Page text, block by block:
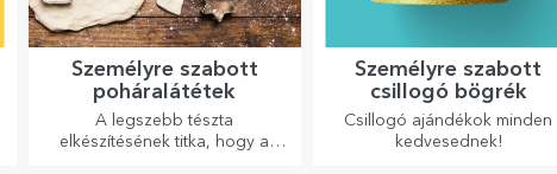
Személyre szabott
poháralátétek
A legszebb tészta
elkészítésének titka, hogy a
Személyre szabott
csillogó bögrék
Csillogó ajándékok minden
kedvesednek!